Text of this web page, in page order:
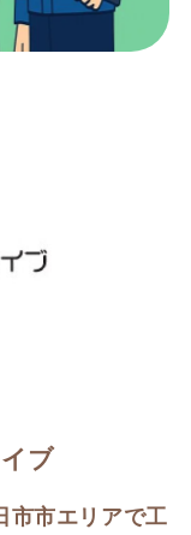
ブ
市市エリアで工